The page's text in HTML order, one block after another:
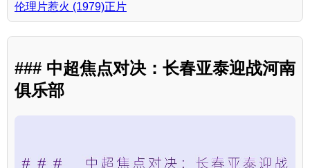
伦理片惹火 (1979)正片
### 中超焦点对决：长春亚泰迎战河南
俱乐部